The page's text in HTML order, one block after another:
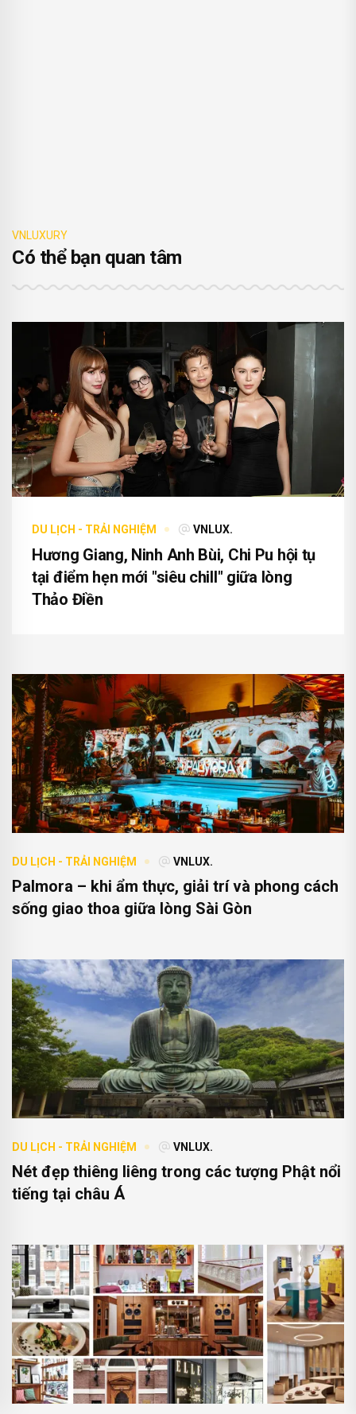
VNLUXURY
Có thể bạn quan tâm
DU LỊCH - TRẢI NGHIỆM VNLUX.
Hương Giang, Ninh Anh Bùi, Chi Pu hội tụ
tại điểm hẹn mới "siêu chill" giữa lòng
Thảo Điền
DU LỊCH - TRẢI NGHIỆM VNLUX.
Palmora – khi ẩm thực, giải trí và phong cách
sống giao thoa giữa lòng Sài Gòn
DU LỊCH - TRẢI NGHIỆM VNLUX.
Nét đẹp thiêng liêng trong các tượng Phật nổi
tiếng tại châu Á